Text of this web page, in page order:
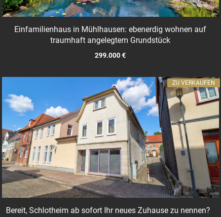
Einfamilienhaus in Mühlhausen: ebenerdig wohnen auf
traumhaft angelegtem Grundstück
299.000 €
Bereit, Schlotheim ab sofort Ihr neues Zuhause zu nennen?
ZU VERKAUFEN